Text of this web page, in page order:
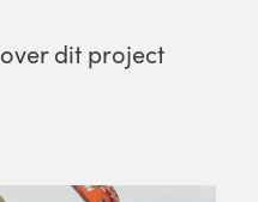
dit project